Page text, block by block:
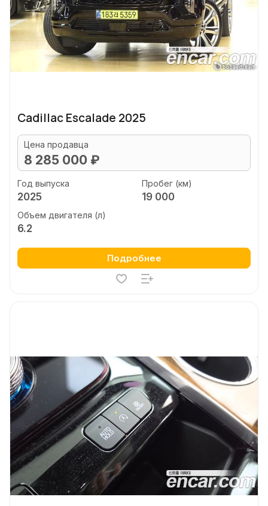
Cadillac Escalade 2025
Цена продавца
8 285 000 ₽
Год выпуска
2025
Пробег (км)
19 000
Объем двигателя (л)
6.2
Подробнее